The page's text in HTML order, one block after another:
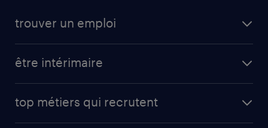
trouver un emploi
être intérimaire
app talent / portail web
top métiers qui recrutent